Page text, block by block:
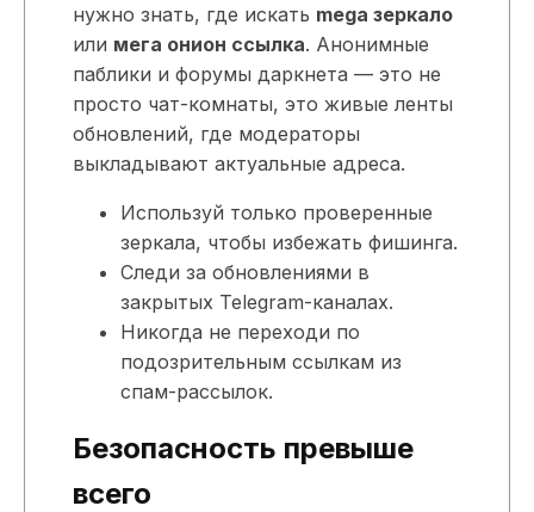
нужно знать, где искать mega зеркало
или мега онион ссылка. Анонимные
паблики и форумы даркнета — это не
просто чат-комнаты, это живые ленты
обновлений, где модераторы
выкладывают актуальные адреса.
Используй только проверенные
зеркала, чтобы избежать фишинга.
Следи за обновлениями в
закрытых Telegram-каналах.
Никогда не переходи по
подозрительным ссылкам из
спам-рассылок.
Безопасность превыше
всего